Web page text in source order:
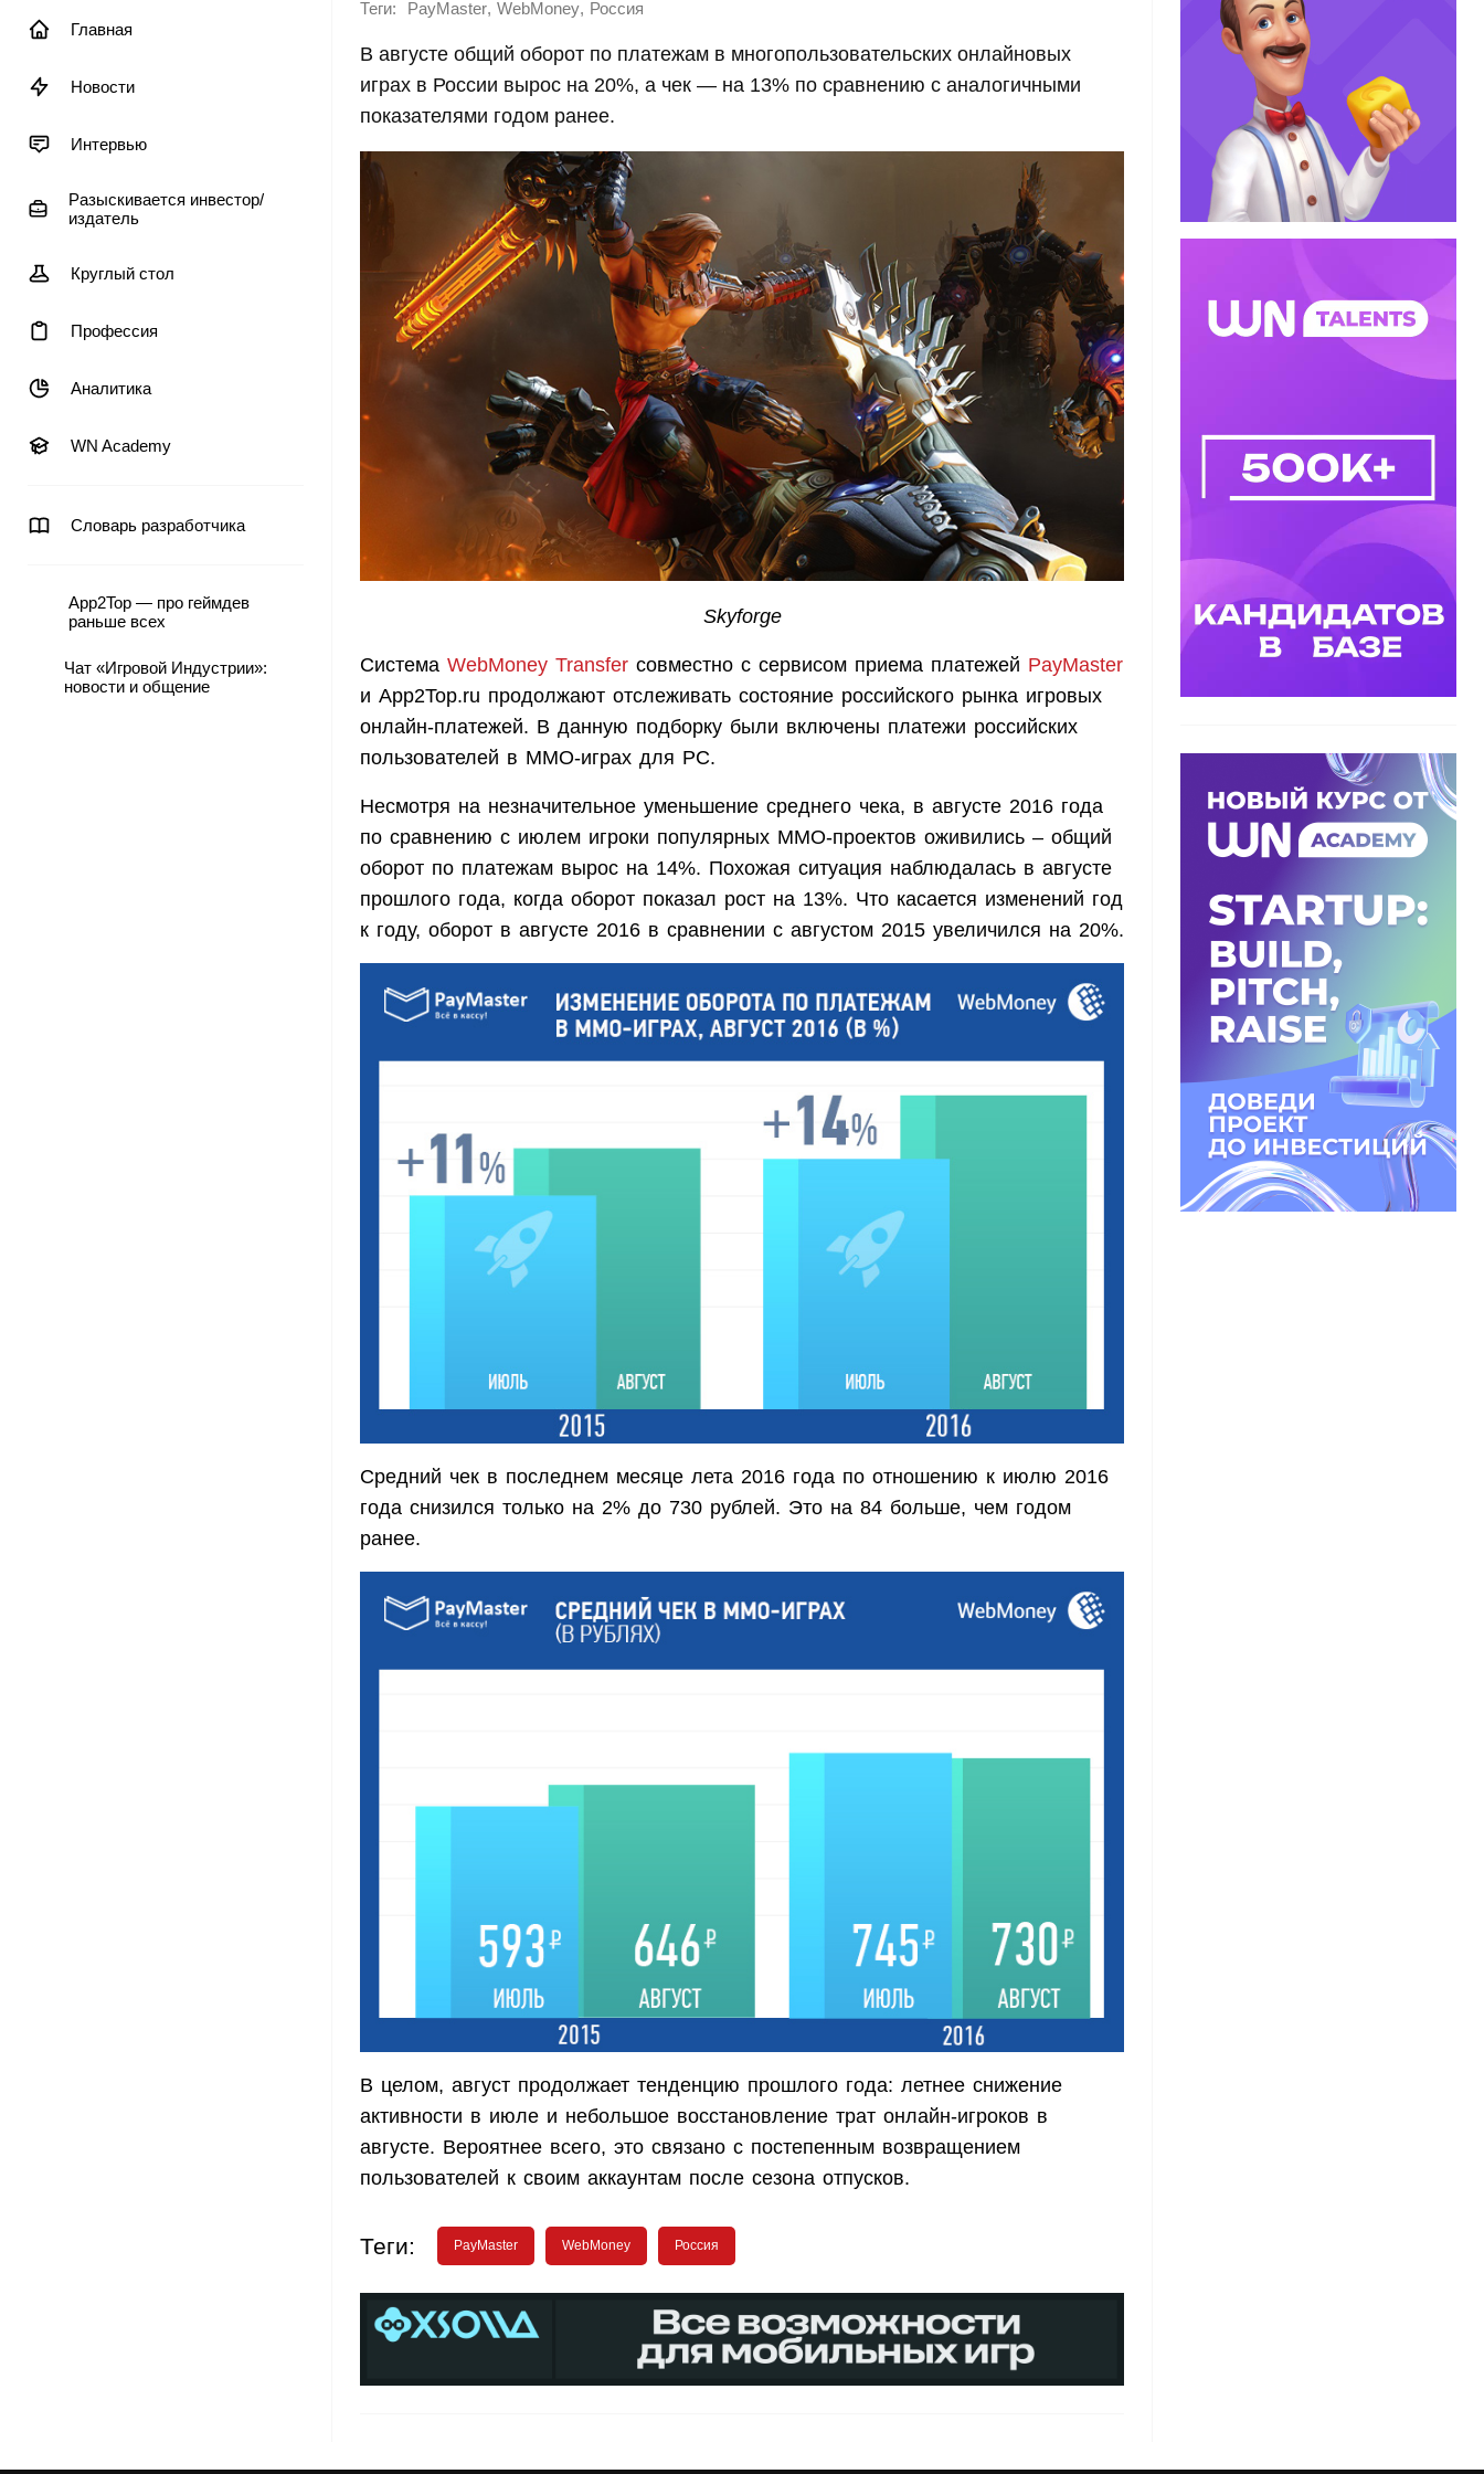
Главная
Новости
Интервью
Разыскивается инвестор/
издатель
Круглый стол
Профессия
Аналитика
WN Academy
Словарь разработчика
App2Top — про геймдев
раньше всех
Чат «Игровой Индустрии»:
новости и общение
Теги: PayMaster, WebMoney, Россия
В августе общий оборот по платежам в многопользовательских онлайновых
играх в России вырос на 20%, а чек — на 13% по сравнению с аналогичными
показателями годом ранее.
Skyforge
Система WebMoney Transfer совместно с сервисом приема платежей PayMaster
и App2Top.ru продолжают отслеживать состояние российского рынка игровых
онлайн-платежей. В данную подборку были включены платежи российских
пользователей в MMO-играх для PC.
Несмотря на незначительное уменьшение среднего чека, в августе 2016 года
по сравнению с июлем игроки популярных MMO-проектов оживились – общий
оборот по платежам вырос на 14%. Похожая ситуация наблюдалась в августе
прошлого года, когда оборот показал рост на 13%. Что касается изменений год
к году, оборот в августе 2016 в сравнении с августом 2015 увеличился на 20%.
Средний чек в последнем месяце лета 2016 года по отношению к июлю 2016
года снизился только на 2% до 730 рублей. Это на 84 больше, чем годом
ранее.
В целом, август продолжает тенденцию прошлого года: летнее снижение
активности в июле и небольшое восстановление трат онлайн-игроков в
августе. Вероятнее всего, это связано с постепенным возвращением
пользователей к своим аккаунтам после сезона отпусков.
Теги: PayMaster WebMoney Россия